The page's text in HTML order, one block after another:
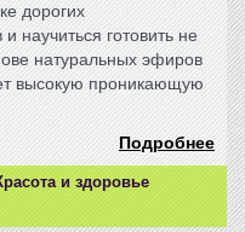
дорогих
научиться готовить не
натуральных эфиров
высокую проникающую
Подробнее
и здоровье